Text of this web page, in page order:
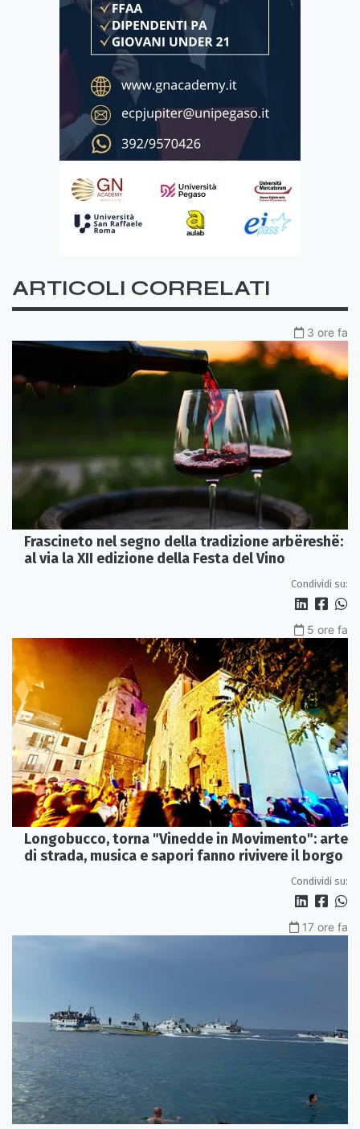
ARTICOLI CORRELATI
3 ore fa
Frascineto nel segno della tradizione arbëreshë:
al via la XII edizione della Festa del Vino
Condividi su:
5 ore fa
Longobucco, torna "Vinedde in Movimento": arte
di strada, musica e sapori fanno rivivere il borgo
Condividi su:
17 ore fa